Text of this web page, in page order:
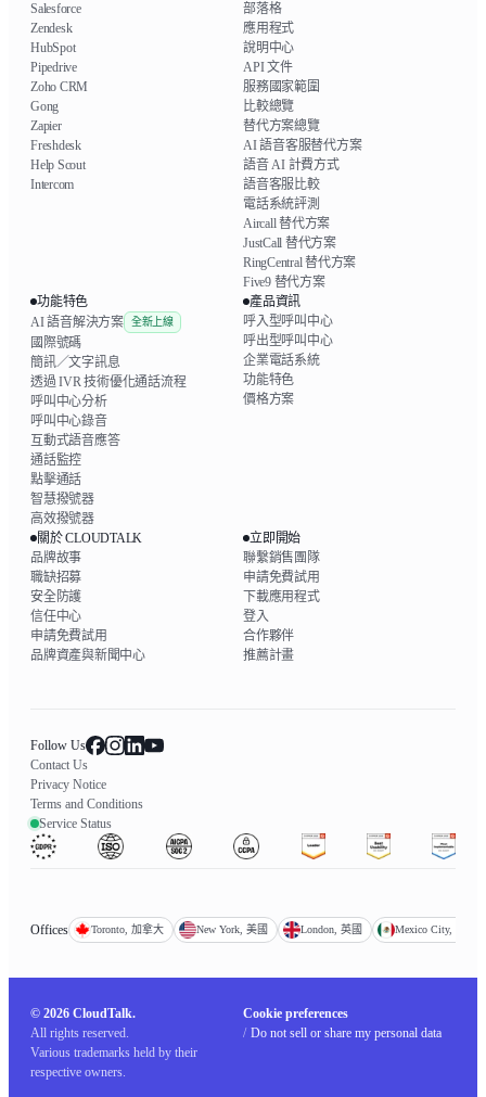
Salesforce
Zendesk
HubSpot
Pipedrive
Zoho CRM
Gong
Zapier
Freshdesk
Help Scout
Intercom
部落格
應用程式
說明中心
API 文件
服務國家範圍
比較總覽
替代方案總覽
AI 語音客服替代方案
語音 AI 計費方式
語音客服比較
電話系統評測
Aircall 替代方案
JustCall 替代方案
RingCentral 替代方案
Five9 替代方案
功能特色
AI 語音解決方案
全新上線
國際號碼
簡訊／文字訊息
透過 IVR 技術優化通話流程
呼叫中心分析
呼叫中心錄音
互動式語音應答
通話監控
點擊通話
智慧撥號器
高效撥號器
產品資訊
呼入型呼叫中心
呼出型呼叫中心
企業電話系統
功能特色
價格方案
關於 CLOUDTALK
品牌故事
職缺招募
安全防護
信任中心
申請免費試用
品牌資產與新聞中心
立即開始
聯繫銷售團隊
申請免費試用
下載應用程式
登入
合作夥伴
推薦計畫
Follow Us
Contact Us
Privacy Notice
Terms and Conditions
Service Status
Offices Toronto, 加拿大 New York, 美國 London, 英國 Mexico City, 墨西
© 2026 CloudTalk.
All rights reserved.
Various trademarks held by their
respective owners.
Cookie preferences
/ Do not sell or share my personal data